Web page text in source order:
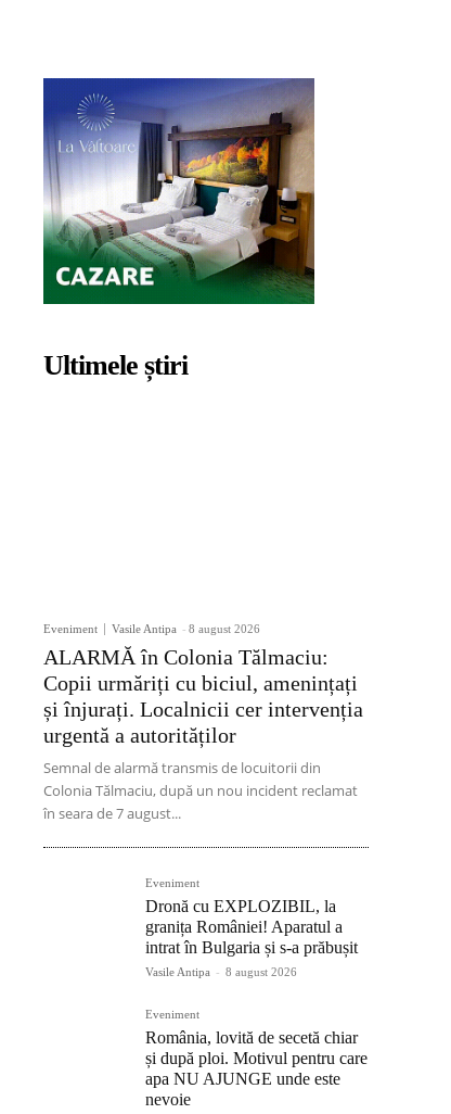
Ultimele știri
Eveniment Vasile Antipa - 8 august 2026
ALARMĂ în Colonia Tălmaciu:
Copii urmăriți cu biciul, amenințați
și înjurați. Localnicii cer intervenția
urgentă a autorităților
Semnal de alarmă transmis de locuitorii din
Colonia Tălmaciu, după un nou incident reclamat
în seara de 7 august...
Eveniment
Dronă cu EXPLOZIBIL, la
granița României! Aparatul a
intrat în Bulgaria și s-a prăbușit
Vasile Antipa - 8 august 2026
Eveniment
România, lovită de secetă chiar
și după ploi. Motivul pentru care
apa NU AJUNGE unde este
nevoie